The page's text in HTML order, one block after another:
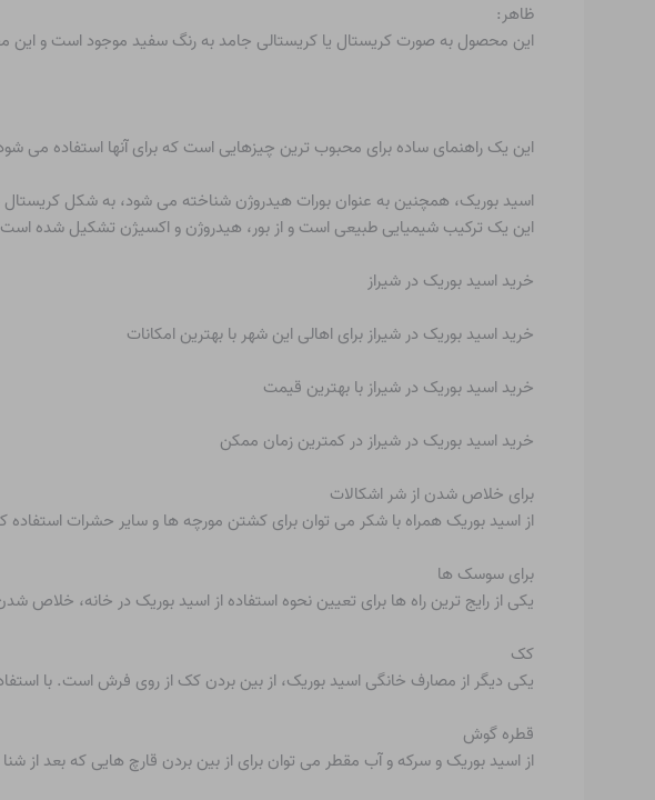
ظاهر:
این محصول به صورت کریستال یا کریستالی جامد به رنگ سفید موجود است و
این یک راهنمای ساده برای محبوب ترین چیزهایی است که برای آنها استفاده می
اسید بوریک، همچنین به عنوان بورات هیدروژن شناخته می شود، به شکل
این یک ترکیب شیمیایی طبیعی است و از بور، هیدروژن و اکسیژن تشکیل شده
خرید اسید بوریک در شیراز
خرید اسید بوریک در شیراز برای اهالی این شهر با بهترین امکانات
خرید اسید بوریک در شیراز با بهترین قیمت
خرید اسید بوریک در شیراز در کمترین زمان ممکن
برای خلاص شدن از شر اشکالات
از اسید بوریک همراه با شکر می توان برای کشتن مورچه ها و سایر حشرات
برای سوسک ها
یکی از رایج ترین راه ها برای تعیین نحوه استفاده از اسید بوریک در خانه،
کک
یکی دیگر از مصارف خانگی اسید بوریک، از بین بردن کک از روی فرش است. با
قطره گوش
از اسید بوریک و سرکه و آب مقطر می توان برای از بین بردن قارچ هایی که بعد از